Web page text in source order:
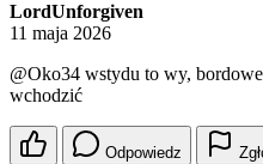
LordUnforgiven
11 maja 2026
@Oko34 wstydu to wy,
wchodzić
Odpowiedz